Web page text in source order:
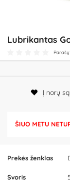
Lubrikantas
Prekės ženklas
Svoris
Į norų
ŠIUO METU